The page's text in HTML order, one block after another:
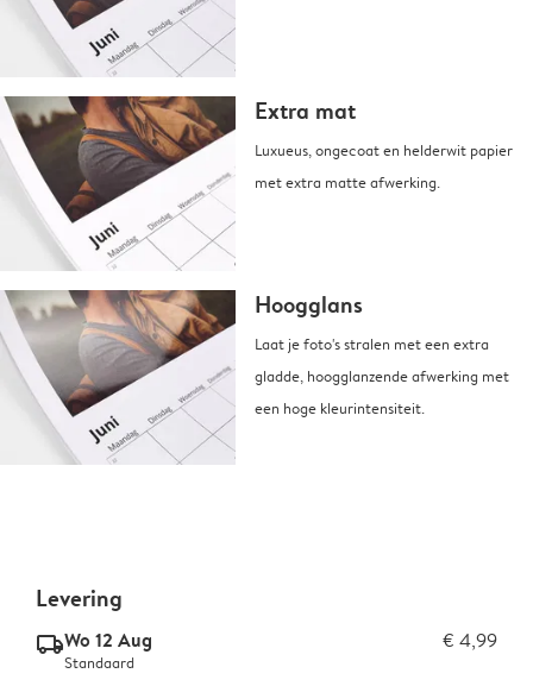
Extra mat
Luxueus, ongecoat en helderwit papier
met extra matte afwerking.
Hoogglans
Laat je foto's stralen met een extra
gladde, hoogglanzende afwerking met
een hoge kleurintensiteit.
Levering
delivery_standard_v2Wo 12 Aug € 4,99
Standaard